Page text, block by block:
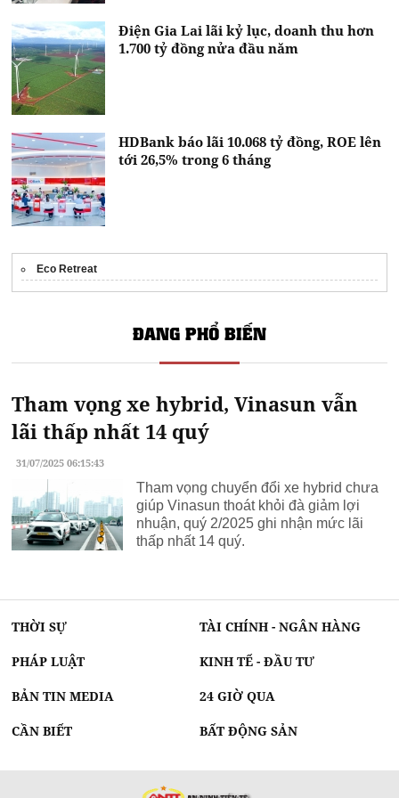
Điện Gia Lai lãi kỷ lục, doanh thu hơn
1.700 tỷ đồng nửa đầu năm
HDBank báo lãi 10.068 tỷ đồng, ROE lên
tới 26,5% trong 6 tháng
Eco Retreat
ĐANG PHỔ BIẾN
Tham vọng xe hybrid, Vinasun vẫn
lãi thấp nhất 14 quý
31/07/2025 06:15:43
Tham vọng chuyển đổi xe hybrid chưa
giúp Vinasun thoát khỏi đà giảm lợi
nhuận, quý 2/2025 ghi nhận mức lãi
thấp nhất 14 quý.
THỜI SỰ TÀI CHÍNH - NGÂN HÀNG
PHÁP LUẬT KINH TẾ - ĐẦU TƯ
BẢN TIN MEDIA 24 GIỜ QUA
CẦN BIẾT BẤT ĐỘNG SẢN